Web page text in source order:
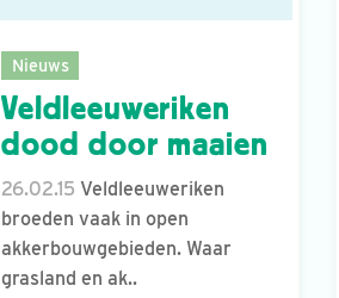
Nieuws
Veldleeuweriken
dood door maaien
26.02.15 Veldleeuweriken
broeden vaak in open
akkerbouwgebieden. Waar
grasland en ak..